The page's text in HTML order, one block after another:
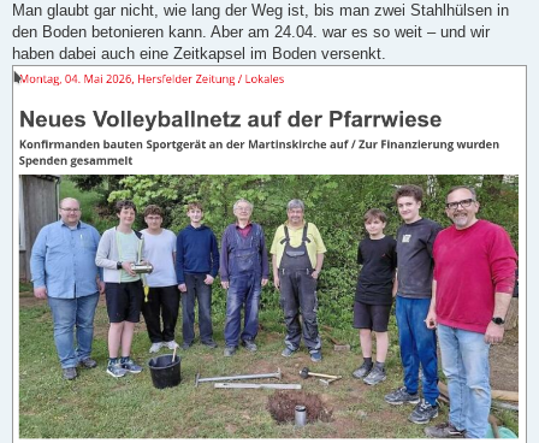
Man glaubt gar nicht, wie lang der Weg ist, bis man zwei Stahlhülsen in
den Boden betonieren kann. Aber am 24.04. war es so weit – und wir
haben dabei auch eine Zeitkapsel im Boden versenkt.